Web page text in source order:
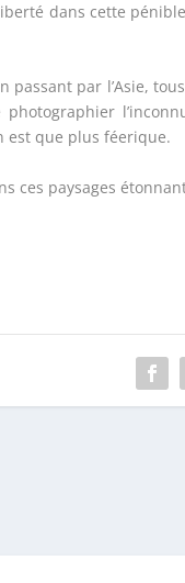
dans cette
passant par l’Asie,
photographier
est que plus féerique.
ces paysages